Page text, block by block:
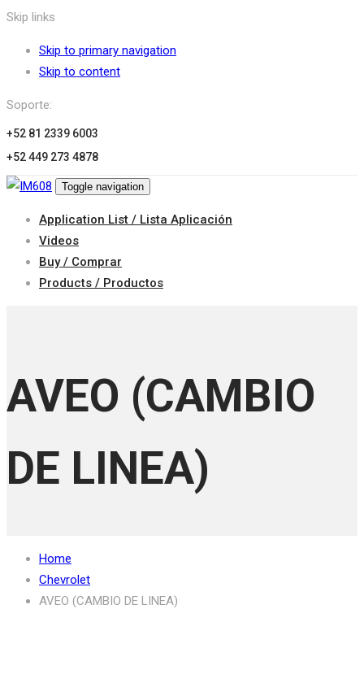
Skip links
Skip to primary navigation
Skip to content
Soporte:
+52 81 2339 6003
+52 449 273 4878
Toggle navigation
Application List / Lista Aplicación
Videos
Buy / Comprar
Products / Productos
AVEO (CAMBIO
DE LINEA)
Home
Chevrolet
AVEO (CAMBIO DE LINEA)